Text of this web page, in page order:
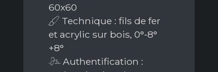
60x60
Technique : fils de fer
et acrylic sur bois, 0°-8°
+8°
Authentification :